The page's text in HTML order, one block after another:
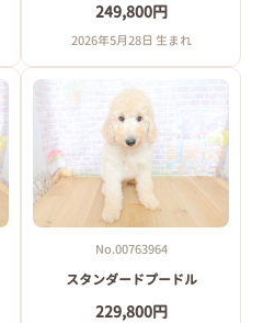
249,800円
2026年5月28日 生まれ
No.00763964
スタンダードプードル
229,800円